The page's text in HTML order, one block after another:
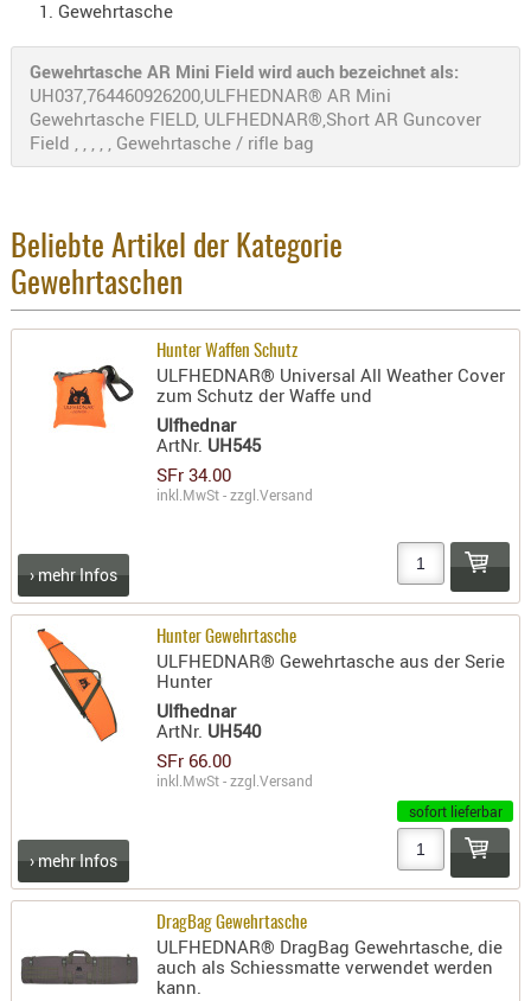
RÜST-
AUFSÄTZE
UND
BÜRSTEN
REINIGER
Gewehrtasche
Gewehrtasche AR Mini Field wird auch bezeichnet als:
UH037,764460926200,ULFHEDNAR® AR Mini
Gewehrtasche FIELD, ULFHEDNAR®,Short AR Guncover
Field , , , , , Gewehrtasche / rifle bag
Beliebte Artikel der Kategorie
Gewehrtaschen
Hunter Waffen Schutz
ULFHEDNAR® Universal All Weather Cover
zum Schutz der Waffe und
Ulfhednar
ArtNr. UH545
SFr 34.00
inkl.MwSt - zzgl.Versand
› mehr Infos
Hunter Gewehrtasche
ULFHEDNAR® Gewehrtasche aus der Serie
Hunter
Ulfhednar
ArtNr. UH540
SFr 66.00
inkl.MwSt - zzgl.Versand
sofort lieferbar
› mehr Infos
DragBag Gewehrtasche
ULFHEDNAR® DragBag Gewehrtasche, die
auch als Schiessmatte verwendet werden
kann.